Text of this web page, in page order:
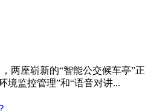
两座崭新的“智能公交候车亭
境监控管理”和“语音对讲...